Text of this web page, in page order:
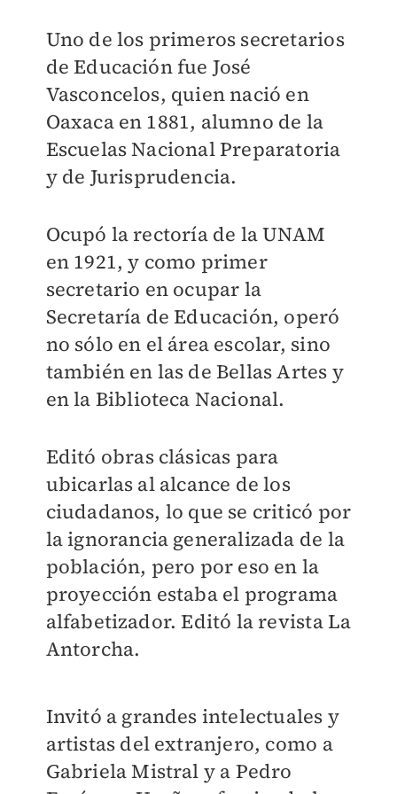
Uno de los primeros secretarios
de Educación fue José
Vasconcelos, quien nació en
Oaxaca en 1881, alumno de la
Escuelas Nacional Preparatoria
y de Jurisprudencia.
Ocupó la rectoría de la UNAM
en 1921, y como primer
secretario en ocupar la
Secretaría de Educación, operó
no sólo en el área escolar, sino
también en las de Bellas Artes y
en la Biblioteca Nacional.
Editó obras clásicas para
ubicarlas al alcance de los
ciudadanos, lo que se criticó por
la ignorancia generalizada de la
población, pero por eso en la
proyección estaba el programa
alfabetizador. Editó la revista La
Antorcha.
Invitó a grandes intelectuales y
artistas del extranjero, como a
Gabriela Mistral y a Pedro